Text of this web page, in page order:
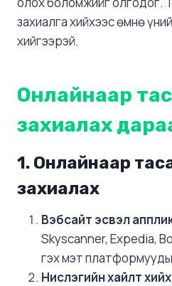
захиалга хийхээс өмнө
хийгээрэй.
Онлайнаар
захиалах
1. Онлайнаар
захиалах
Вэбсайт эсвэл
Skyscanner, Expedia,
гэх мэт
Нислэгийн хайлт хийх